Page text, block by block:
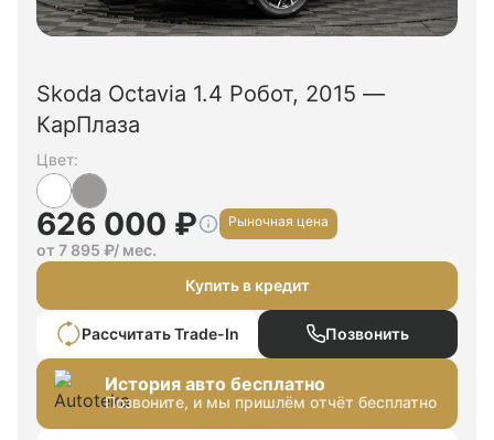
Skoda Octavia 1.4 Робот, 2015 —
КарПлаза
Цвет:
626 000 ₽ Рыночная цена
от 7 895 ₽/ мес.
Купить в кредит
Рассчитать Trade-In Позвонить
История авто бесплатно
Позвоните, и мы пришлём отчёт бесплатно